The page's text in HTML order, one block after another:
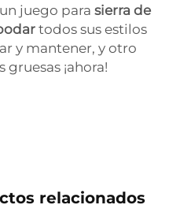
juego para sierra de
todos sus estilos
y mantener, y otro
gruesas ¡ahora!
relacionados